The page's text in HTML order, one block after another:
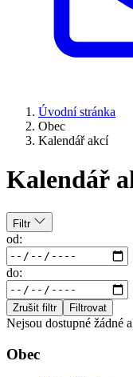
Úvodní stránka
Obec
Kalendář akcí
Kalendář
Filtr
od:
do:
Zrušit filtr Filtrovat
Nejsou dostupné žádné
Obec